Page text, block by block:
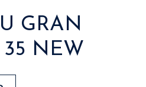
GRAN
35 NEW